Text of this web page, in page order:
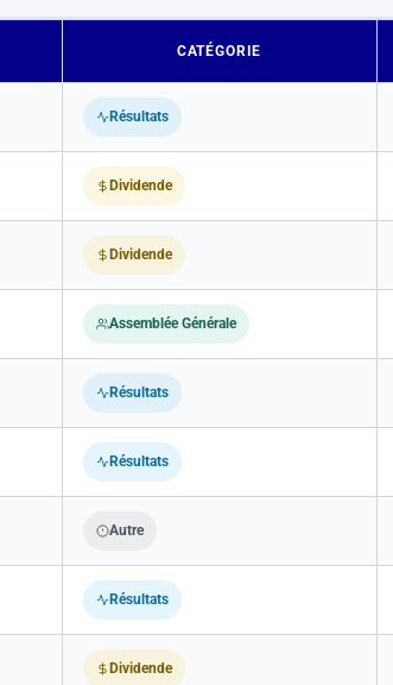
CATÉGORIE
Résultats
Dividende
Dividende
Assemblée Générale
Résultats
Résultats
Autre
Résultats
Dividende